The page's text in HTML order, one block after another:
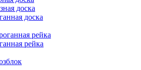
доска
доска
рейка
рейка